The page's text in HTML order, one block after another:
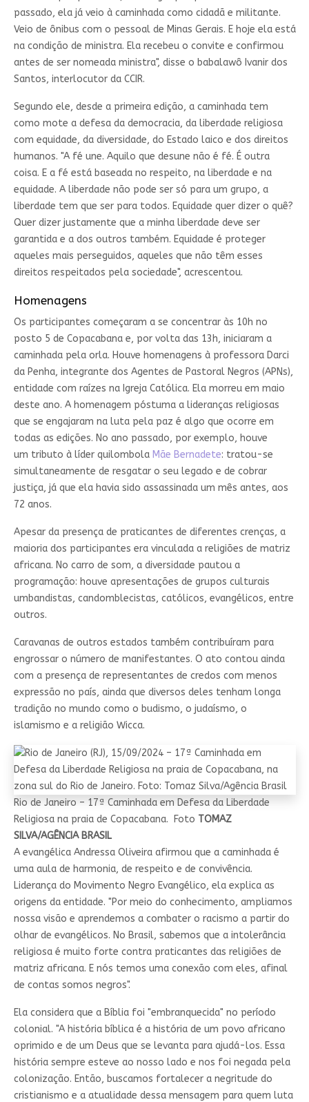
passado, ela já veio à caminhada como cidadã e militante.
Veio de ônibus com o pessoal de Minas Gerais. E hoje ela está
na condição de ministra. Ela recebeu o convite e confirmou
antes de ser nomeada ministra", disse o babalawô Ivanir dos
Santos, interlocutor da CCIR.
Segundo ele, desde a primeira edição, a caminhada tem
como mote a defesa da democracia, da liberdade religiosa
com equidade, da diversidade, do Estado laico e dos direitos
humanos. "A fé une. Aquilo que desune não é fé. É outra
coisa. E a fé está baseada no respeito, na liberdade e na
equidade. A liberdade não pode ser só para um grupo, a
liberdade tem que ser para todos. Equidade quer dizer o quê?
Quer dizer justamente que a minha liberdade deve ser
garantida e a dos outros também. Equidade é proteger
aqueles mais perseguidos, aqueles que não têm esses
direitos respeitados pela sociedade", acrescentou.
Homenagens
Os participantes começaram a se concentrar às 10h no
posto 5 de Copacabana e, por volta das 13h, iniciaram a
caminhada pela orla. Houve homenagens à professora Darci
da Penha, integrante dos Agentes de Pastoral Negros (APNs),
entidade com raízes na Igreja Católica. Ela morreu em maio
deste ano. A homenagem póstuma a lideranças religiosas
que se engajaram na luta pela paz é algo que ocorre em
todas as edições. No ano passado, por exemplo, houve
um tributo à líder quilombola Mãe Bernadete: tratou-se
simultaneamente de resgatar o seu legado e de cobrar
justiça, já que ela havia sido assassinada um mês antes, aos
72 anos.
Apesar da presença de praticantes de diferentes crenças, a
maioria dos participantes era vinculada a religiões de matriz
africana. No carro de som, a diversidade pautou a
programação: houve apresentações de grupos culturais
umbandistas, candomblecistas, católicos, evangélicos, entre
outros.
Caravanas de outros estados também contribuíram para
engrossar o número de manifestantes. O ato contou ainda
com a presença de representantes de credos com menos
expressão no país, ainda que diversos deles tenham longa
tradição no mundo como o budismo, o judaísmo, o
islamismo e a religião Wicca.
Rio de Janeiro – 17ª Caminhada em Defesa da Liberdade
Religiosa na praia de Copacabana. Foto TOMAZ
SILVA/AGÊNCIA BRASIL
A evangélica Andressa Oliveira afirmou que a caminhada é
uma aula de harmonia, de respeito e de convivência.
Liderança do Movimento Negro Evangélico, ela explica as
origens da entidade. "Por meio do conhecimento, ampliamos
nossa visão e aprendemos a combater o racismo a partir do
olhar de evangélicos. No Brasil, sabemos que a intolerância
religiosa é muito forte contra praticantes das religiões de
matriz africana. E nós temos uma conexão com eles, afinal
de contas somos negros".
Ela considera que a Bíblia foi "embranquecida" no período
colonial. "A história bíblica é a história de um povo africano
oprimido e de um Deus que se levanta para ajudá-los. Essa
história sempre esteve ao nosso lado e nos foi negada pela
colonização. Então, buscamos fortalecer a negritude do
cristianismo e a atualidade dessa mensagem para quem luta